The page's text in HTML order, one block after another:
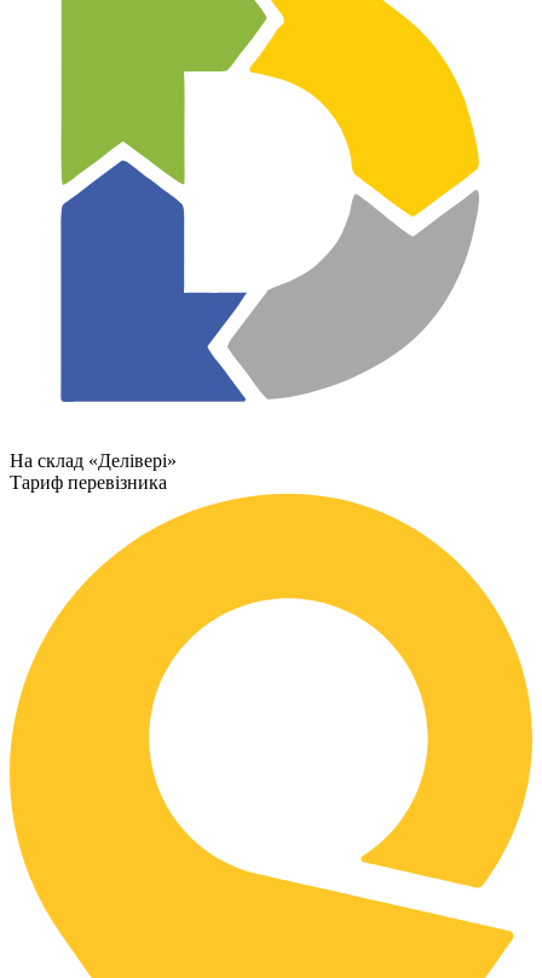
На склад «Делівері»
Тариф перевізника